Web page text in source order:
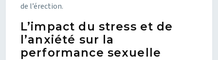
de l’érection.
L’impact du stress et de
l’anxiété sur la
performance sexuelle